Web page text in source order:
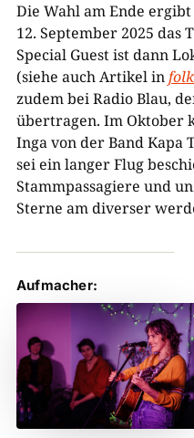
Die Wahl am Ende
12. September 2025 das
Special Guest ist dann
(siehe auch Artikel in
zudem bei Radio Blau,
übertragen. Im Oktober
Inga von der Band Kapa
sei ein langer Flug
Stammpassagiere und
Sterne am diverser
Aufmacher: